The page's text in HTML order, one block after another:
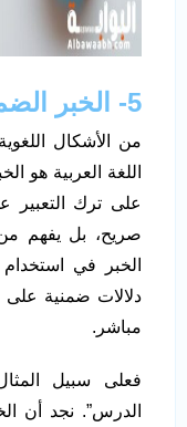
5- الخبر الضمني أو المؤول
من الأشكال
اللغة العربية هو
على ترك التعبير
صريح، بل يفهم
الخبر في
دلالات ضمنية
مباشر.
فعلى سبيل
الدرس”. نجد أن